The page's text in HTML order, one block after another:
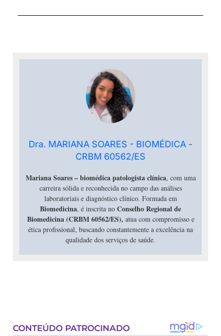
Dra. MARIANA SOARES - BIOMÉDICA -
CRBM 60562/ES
Mariana Soares –biomédica patologista clínica, com uma
carreira sólida e reconhecida no campo das análises
laboratoriais e diagnóstico clínico. Formada em
Biomedicina, é inscrita no Conselho Regional de
Biomedicina (CRBM 60562/ES), atua com compromisso e
ética profissional, buscando constantemente a excelência na
qualidade dos serviços de saúde.